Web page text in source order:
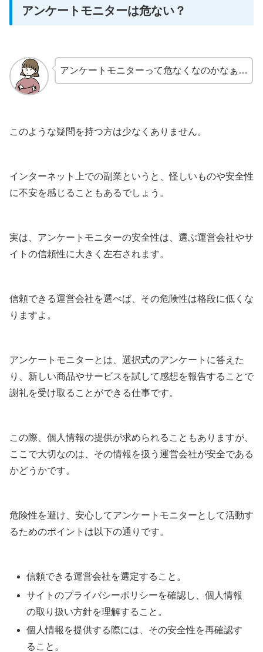
アンケートモニターは危ない？
アンケートモニターって危なくなのかなぁ…
このような疑問を持つ方は少なくありません。
インターネット上での副業というと、怪しいものや安全性
に不安を感じることもあるでしょう。
実は、アンケートモニターの安全性は、選ぶ運営会社やサ
イトの信頼性に大きく左右されます。
信頼できる運営会社を選べば、その危険性は格段に低くな
りますよ。
アンケートモニターとは、選択式のアンケートに答えた
り、新しい商品やサービスを試して感想を報告することで
謝礼を受け取ることができる仕事です。
この際、個人情報の提供が求められることもありますが、
ここで大切なのは、その情報を扱う運営会社が安全である
かどうかです。
危険性を避け、安心してアンケートモニターとして活動す
るためのポイントは以下の通りです。
信頼できる運営会社を選定すること。
サイトのプライバシーポリシーを確認し、個人情報
の取り扱い方針を理解すること。
個人情報を提供する際には、その安全性を再確認す
ること。